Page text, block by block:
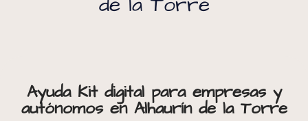
Ayuda Kit digital para empresas y
autónomos en Alhaurín de la Torre